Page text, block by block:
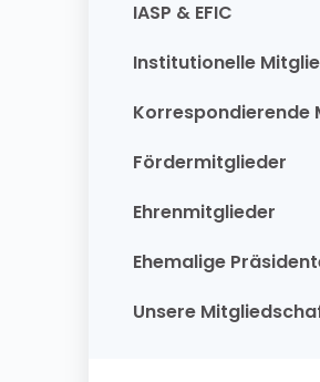
IASP & EFIC
Institutionelle
Korrespondierende
Fördermitglieder
Ehrenmitglieder
Ehemalige
Unsere